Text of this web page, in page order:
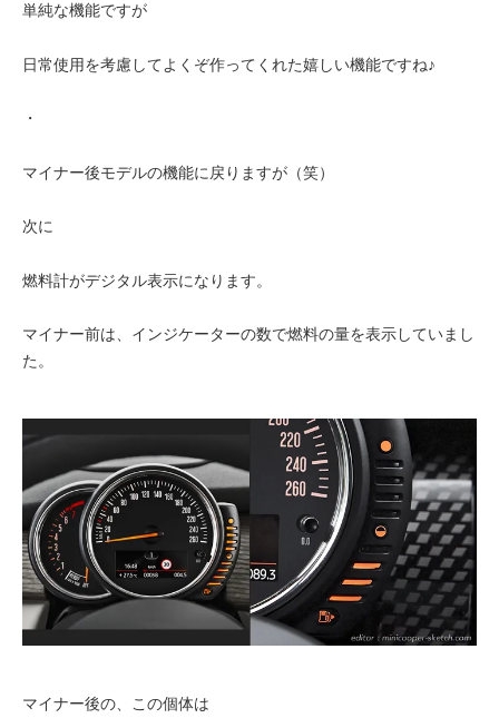
単純な機能ですが
日常使用を考慮してよくぞ作ってくれた嬉しい機能ですね♪
・
マイナー後モデルの機能に戻りますが（笑）
次に
燃料計がデジタル表示になります。
マイナー前は、インジケーターの数で燃料の量を表示していまし
た。
マイナー後の、この個体は